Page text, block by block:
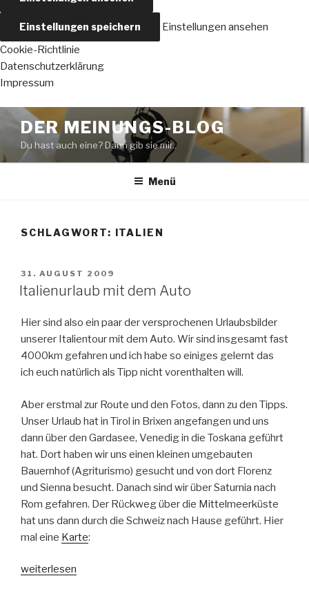
Einstellungen speichern
Einstellungen ansehen
Cookie-Richtlinie
Datenschutzerklärung
Impressum
Zum
Inhalt
springen
DER MEINUNGS-BLOG
Du hast auch eine? Dann gib sie mir..
Menü
SCHLAGWORT: ITALIEN
VERÖFFENTLICHT
AM
31. AUGUST 2009
Italienurlaub mit dem Auto
Hier sind also ein paar der versprochenen Urlaubsbilder
unserer Italientour mit dem Auto. Wir sind insgesamt fast
4000km gefahren und ich habe so einiges gelernt das
ich euch natürlich als Tipp nicht vorenthalten will.
Aber erstmal zur Route und den Fotos, dann zu den Tipps.
Unser Urlaub hat in Tirol in Brixen angefangen und uns
dann über den Gardasee, Venedig in die Toskana geführt
hat. Dort haben wir uns einen kleinen umgebauten
Bauernhof (Agriturismo) gesucht und von dort Florenz
und Sienna besucht. Danach sind wir über Saturnia nach
Rom gefahren. Der Rückweg über die Mittelmeerküste
hat uns dann durch die Schweiz nach Hause geführt. Hier
mal eine Karte:
„Italienurlaub
weiterlesen